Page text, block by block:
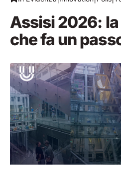
Assisi 2026:
che fa un